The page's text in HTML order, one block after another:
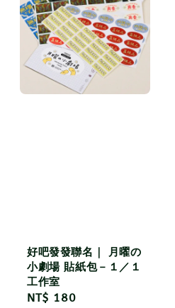
好吧發發聯名｜ 月曜の
小劇場 貼紙包－１／１
工作室
Regular
NT$ 180